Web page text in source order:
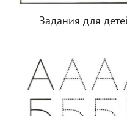
Задания для